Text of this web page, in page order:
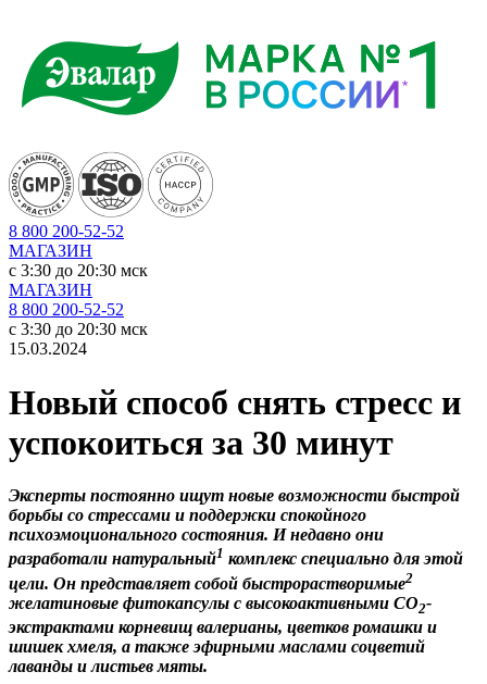
8 800 200-52-52
МАГАЗИН
c 3:30 до 20:30 мск
МАГАЗИН
8 800 200-52-52
c 3:30 до 20:30 мск
15.03.2024
Новый способ снять стресс и
успокоиться за 30 минут
Эксперты постоянно ищут новые возможности быстрой
борьбы со стрессами и поддержки спокойного
психоэмоционального состояния. И недавно они
разработали натуральный1 комплекс специально для этой
цели. Он представляет собой быстрорастворимые2
желатиновые фитокапсулы с высокоактивными СО2-
экстрактами корневищ валерианы, цветков ромашки и
шишек хмеля, а также эфирными маслами соцветий
лаванды и листьев мяты.